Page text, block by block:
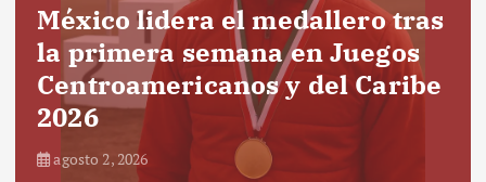
México lidera el medallero tras
la primera semana en Juegos
Centroamericanos y del Caribe
2026
agosto 2, 2026